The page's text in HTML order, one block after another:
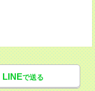
LINEで送る